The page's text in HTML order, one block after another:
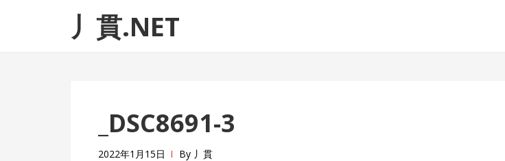
ゲ
テ丿貫.NET
_DSC8691-3
2022年1月15日 By 丿貫